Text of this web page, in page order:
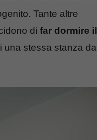
Tante altre
di far dormire il
una stessa stanza da